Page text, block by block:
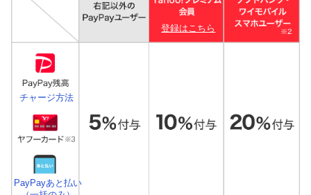
登録はこちら
チャージ方法
PayPayあと払い